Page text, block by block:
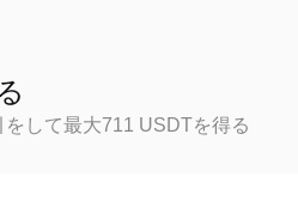
して最大711 USDTを得る